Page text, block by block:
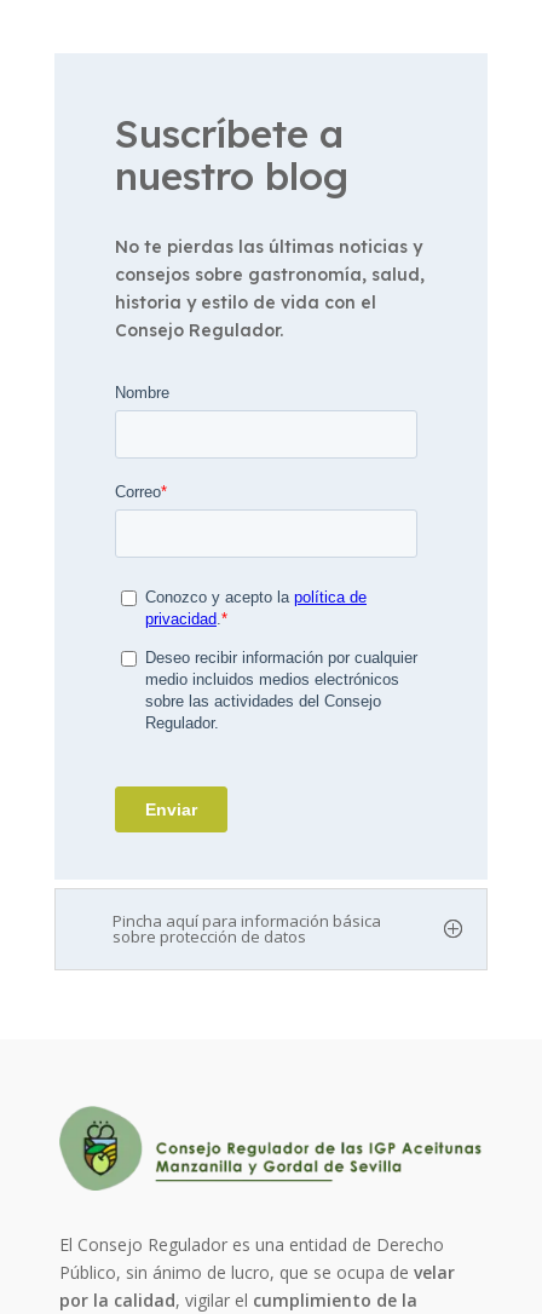
Suscríbete a
nuestro blog
No te pierdas las últimas noticias y
consejos sobre gastronomía, salud,
historia y estilo de vida con el
Consejo Regulador.
Pincha aquí para información básica
sobre protección de datos
El Consejo Regulador es una entidad de Derecho
Público, sin ánimo de lucro, que se ocupa develar
por la calidad, vigilar el cumplimiento de la